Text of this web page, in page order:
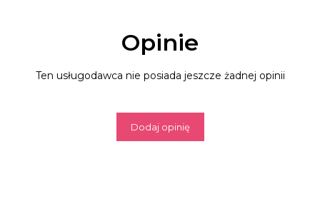
Opinie
Ten usługodawca nie posiada jeszcze żadnej opinii
Dodaj opinię